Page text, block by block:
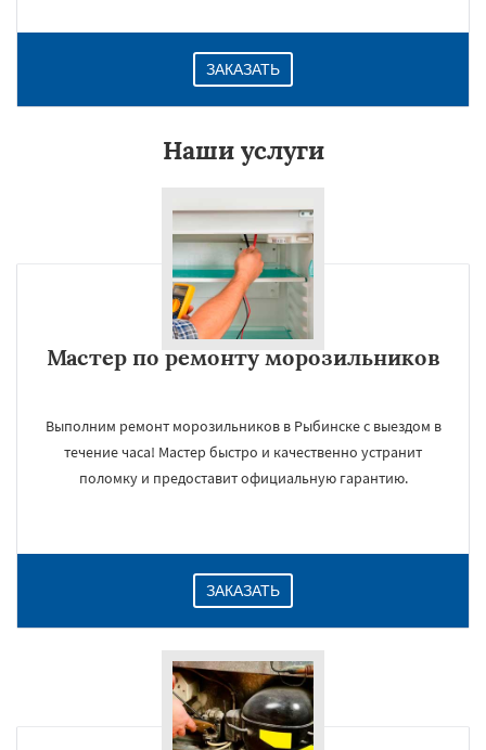
ЗАКАЗАТЬ
Наши услуги
Мастер по ремонту морозильников
Выполним ремонт морозильников в Рыбинске с выездом в
течение часа! Мастер быстро и качественно устранит
поломку и предоставит официальную гарантию.
ЗАКАЗАТЬ